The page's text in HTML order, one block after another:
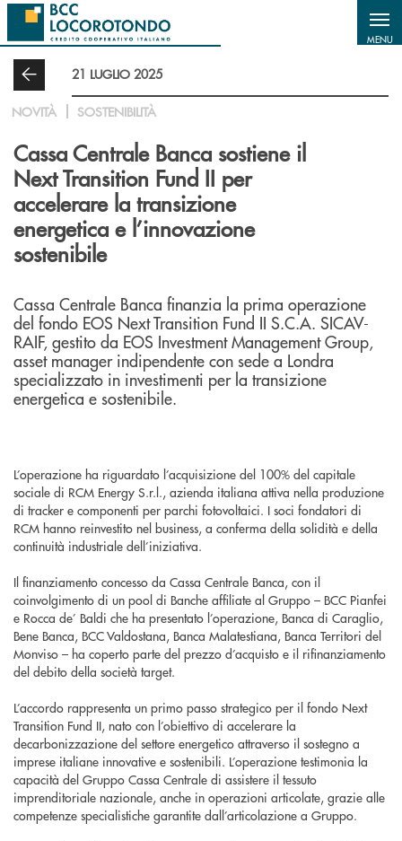
Salta al contenuto principale
MENU
21 LUGLIO 2025
NOVITÀ SOSTENIBILITÀ
Cassa Centrale Banca sostiene il
Next Transition Fund II per
accelerare la transizione
energetica e l’innovazione
sostenibile
Cassa Centrale Banca finanzia la prima operazione
del fondo EOS Next Transition Fund II S.C.A. SICAV-
RAIF, gestito da EOS Investment Management Group,
asset manager indipendente con sede a Londra
specializzato in investimenti per la transizione
energetica e sostenibile.
L’operazione ha riguardato l’acquisizione del 100% del capitale
sociale di RCM Energy S.r.l., azienda italiana attiva nella produzione
di tracker e componenti per parchi fotovoltaici. I soci fondatori di
RCM hanno reinvestito nel business, a conferma della solidità e della
continuità industriale dell’iniziativa.
Il finanziamento concesso da Cassa Centrale Banca, con il
coinvolgimento di un pool di Banche affiliate al Gruppo – BCC Pianfei
e Rocca de’ Baldi che ha presentato l’operazione, Banca di Caraglio,
Bene Banca, BCC Valdostana, Banca Malatestiana, Banca Territori del
Monviso – ha coperto parte del prezzo d’acquisto e il rifinanziamento
del debito della società target.
L’accordo rappresenta un primo passo strategico per il fondo Next
Transition Fund II, nato con l’obiettivo di accelerare la
decarbonizzazione del settore energetico attraverso il sostegno a
imprese italiane innovative e sostenibili. L’operazione testimonia la
capacità del Gruppo Cassa Centrale di assistere il tessuto
imprenditoriale nazionale, anche in operazioni articolate, grazie alle
competenze specialistiche garantite dall’articolazione a Gruppo.